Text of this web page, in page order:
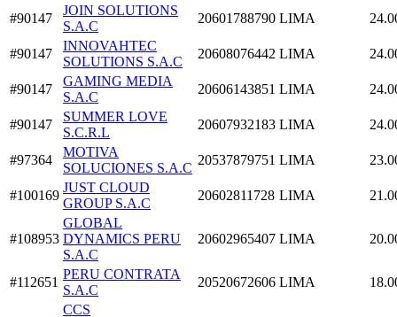
#90147
JOIN SOLUTIONS
S.A.C
20601788790 LIMA
#90147
INNOVAHTEC
SOLUTIONS S.A.C
20608076442 LIMA
#90147
GAMING MEDIA
S.A.C
20606143851 LIMA
#90147
SUMMER LOVE
S.C.R.L
20607932183 LIMA
#97364
MOTIVA
SOLUCIONES S.A.C
20537879751 LIMA
#100169
JUST CLOUD
GROUP S.A.C
20602811728 LIMA
#108953
GLOBAL
DYNAMICS PERU
S.A.C
20602965407 LIMA
#112651
PERU CONTRATA
S.A.C
20520672606 LIMA
CCS